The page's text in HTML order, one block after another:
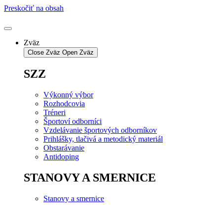
Preskočiť na obsah
Zväz
Close Zväz Open Zväz
SZZ
Výkonný výbor
Rozhodcovia
Tréneri
Športoví odborníci
Vzdelávanie športových odborníkov
Prihlášky, tlačivá a metodický materiál
Obstarávanie
Antidoping
STANOVY A SMERNICE
Stanovy a smernice